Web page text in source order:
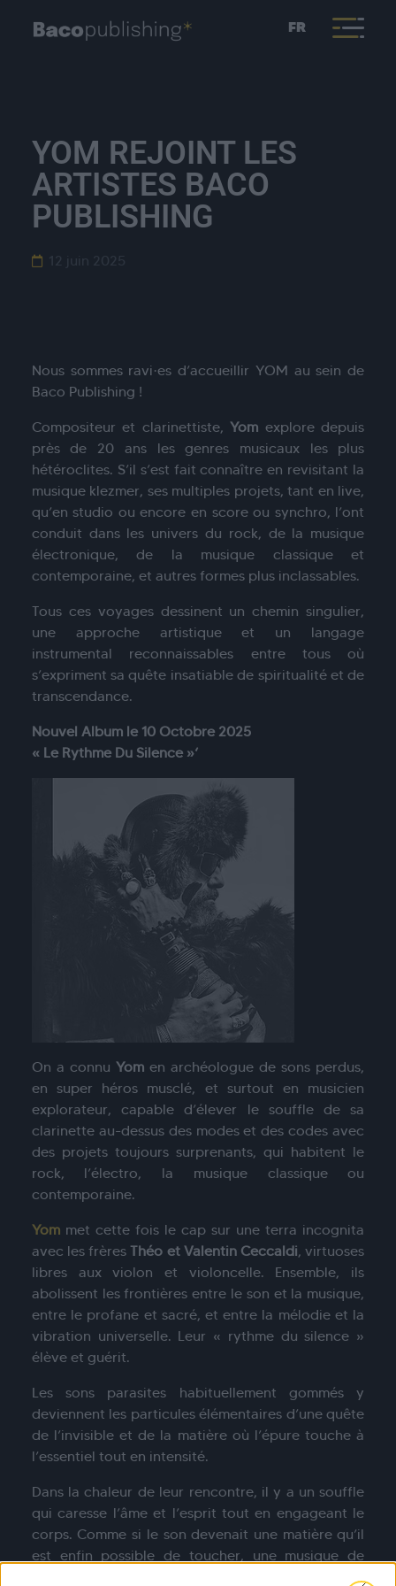
FR
YOM REJOINT LES
ARTISTES BACO
PUBLISHING
12 juin 2025
Nous sommes ravi·es d’accueillir YOM au sein de
Baco Publishing !
Compositeur et clarinettiste,Yom explore depuis
près de 20 ans les genres musicaux les plus
hétéroclites. S’il s’est fait connaître en revisitant la
musique klezmer, ses multiples projets, tant en live,
qu’en studio ou encore en score ou synchro, l’ont
conduit dans les univers du rock, de la musique
électronique, de la musique classique et
contemporaine, et autres formes plus inclassables.
Tous ces voyages dessinent un chemin singulier,
une approche artistique et un langage
instrumental reconnaissables entre tous où
s’expriment sa quête insatiable de spiritualité et de
transcendance.
Nouvel Album le 10 Octobre 2025
« Le Rythme Du Silence »‘
On a connu Yomen archéologue de sons perdus,
en super héros musclé, et surtout en musicien
explorateur, capable d’élever le souffle de sa
clarinette au-dessus des modes et des codes avec
des projets toujours surprenants, qui habitent le
rock, l’électro, la musique classique ou
contemporaine.
Yommet cette fois le cap sur une terra incognita
avec les frères Théo et Valentin Ceccaldi, virtuoses
libres aux violon et violoncelle. Ensemble, ils
abolissent les frontières entre le son et la musique,
entre le profane et sacré, et entre la mélodie et la
vibration universelle. Leur « rythme du silence »
élève et guérit.
Les sons parasites habituellement gommés y
deviennent les particules élémentaires d’une quête
de l’invisible et de la matière où l’épure touche à
l’essentiel tout en intensité.
Dans la chaleur de leur rencontre, il y a un souffle
qui caresse l’âme et l’esprit tout en engageant le
corps. Comme si le son devenait une matière qu’il
est enfin possible de toucher, une musique de